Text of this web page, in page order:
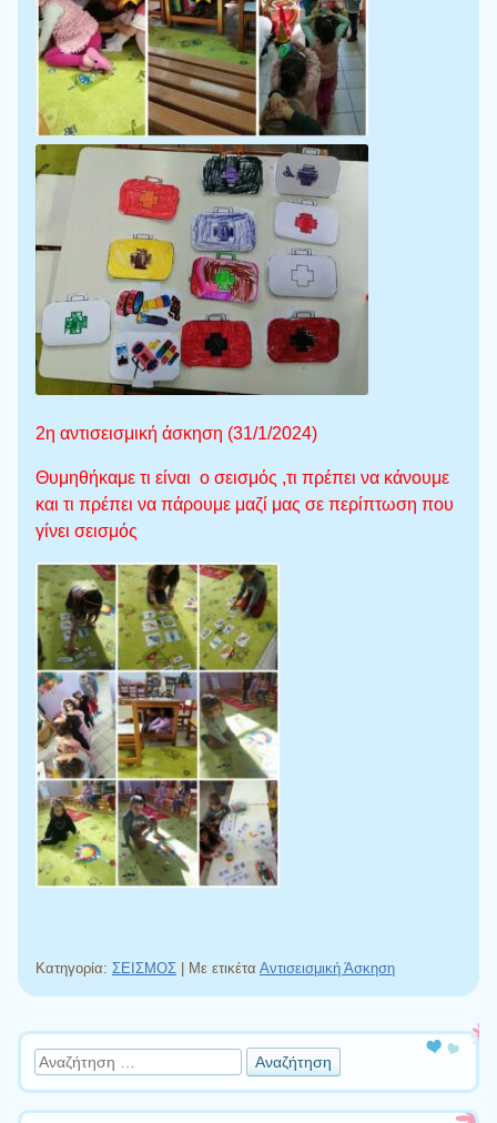
2η αντισεισμική άσκηση (31/1/2024)
Θυμηθήκαμε τι είναι ο σεισμός ,τι πρέπει να κάνουμε
και τι πρέπει να πάρουμε μαζί μας σε περίπτωση που
γίνει σεισμός
Κατηγορία: ΣΕΙΣΜΟΣ Με ετικέτα Αντισεισμική Άσκηση
Πλοήγηση άρθρων
Αναζήτηση